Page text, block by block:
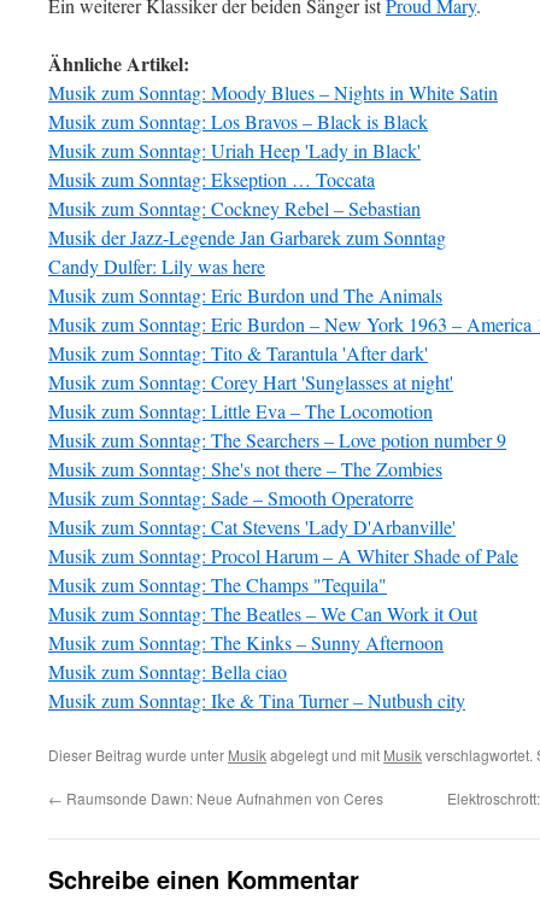
Ein weiterer Klassiker der beiden Sänger istProud Mary.
Ähnliche Artikel:
Musik zum Sonntag: Moody Blues – Nights in White Satin
Musik zum Sonntag: Los Bravos – Black is Black
Musik zum Sonntag: Uriah Heep 'Lady in Black'
Musik zum Sonntag: Ekseption … Toccata
Musik zum Sonntag: Cockney Rebel – Sebastian
Musik der Jazz-Legende Jan Garbarek zum Sonntag
Candy Dulfer: Lily was here
Musik zum Sonntag: Eric Burdon und The Animals
Musik zum Sonntag: Eric Burdon – New York 1963 –
Musik zum Sonntag: Tito & Tarantula 'After dark'
Musik zum Sonntag: Corey Hart 'Sunglasses at night'
Musik zum Sonntag: Little Eva – The Locomotion
Musik zum Sonntag: The Searchers – Love potion number 9
Musik zum Sonntag: She's not there – The Zombies
Musik zum Sonntag: Sade – Smooth Operatorre
Musik zum Sonntag: Cat Stevens 'Lady D'Arbanville'
Musik zum Sonntag: Procol Harum – A Whiter Shade of Pale
Musik zum Sonntag: The Champs "Tequila"
Musik zum Sonntag: The Beatles – We Can Work it Out
Musik zum Sonntag: The Kinks – Sunny Afternoon
Musik zum Sonntag: Bella ciao
Musik zum Sonntag: Ike & Tina Turner – Nutbush city
Dieser Beitrag wurde unter Musikabgelegt und mit Musikverschlagwortet.
← Raumsonde Dawn: Neue Aufnahmen von Ceres
Schreibe einen Kommentar